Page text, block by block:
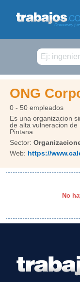
Buscar
ONG
0 - 50 empleados
Es una organizacion
de alta vulneracion
Pintana.
Sector:
Web: https://
No